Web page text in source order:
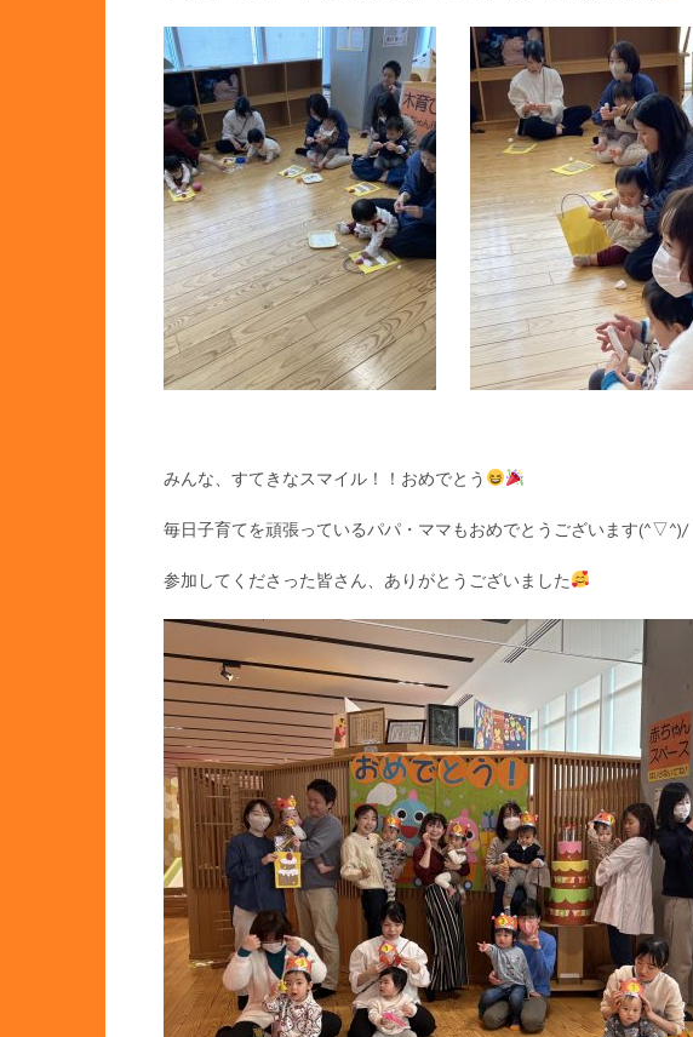
みんな、すてきなスマイル！！おめでとう
毎日子育てを頑張っているパパ・ママもおめでとうございます(^▽^)/
参加してくださった皆さん、ありがとうございました